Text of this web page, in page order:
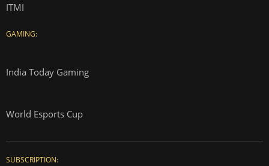
ITMI
GAMING:
India Today Gaming
World Esports Cup
SUBSCRIPTION: